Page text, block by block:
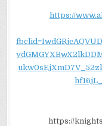
https://
https://